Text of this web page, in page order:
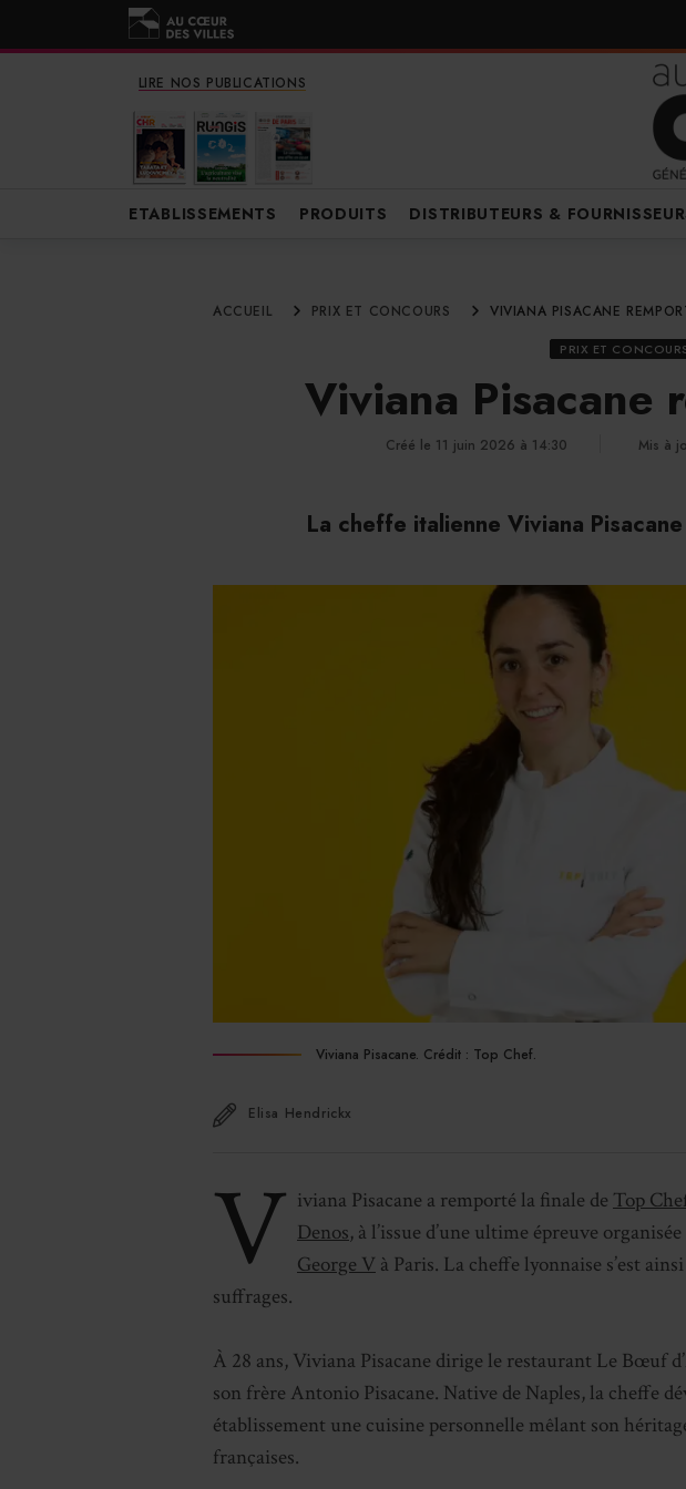
LIRE NOS PUBLICATIONS
ETABLISSEMENTS PRODUITS DISTRIBUTEURS &
ACCUEIL PRIX ET CONCOURS VIVIANA PISACANE
PRIX ET
Viviana Pisacane
Créé le 11 juin 2026 à 14:30 Mis à
La cheffe italienne Viviana
Viviana Pisacane. Crédit : Top Chef.
Elisa Hendrickx
V iviana Pisacane a remporté la finale de Top
Denos, à l’issue d’une ultime épreuve organisée
George V à Paris. La cheffe lyonnaise s’est
suffrages.
À 28 ans, Viviana Pisacane dirige le restaurant Le Bœuf
son frère Antonio Pisacane. Native de Naples, la cheffe
établissement une cuisine personnelle mêlant son
françaises.